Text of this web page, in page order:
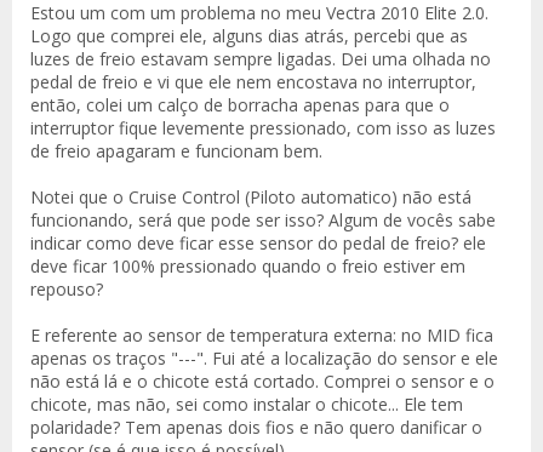
Estou um com um problema no meu Vectra 2010 Elite 2.0.
Logo que comprei ele, alguns dias atrás, percebi que as
luzes de freio estavam sempre ligadas. Dei uma olhada no
pedal de freio e vi que ele nem encostava no interruptor,
então, colei um calço de borracha apenas para que o
interruptor fique levemente pressionado, com isso as luzes
de freio apagaram e funcionam bem.
Notei que o Cruise Control (Piloto automatico) não está
funcionando, será que pode ser isso? Algum de vocês sabe
indicar como deve ficar esse sensor do pedal de freio? ele
deve ficar 100% pressionado quando o freio estiver em
repouso?
E referente ao sensor de temperatura externa: no MID fica
apenas os traços "---". Fui até a localização do sensor e ele
não está lá e o chicote está cortado. Comprei o sensor e o
chicote, mas não, sei como instalar o chicote... Ele tem
polaridade? Tem apenas dois fios e não quero danificar o